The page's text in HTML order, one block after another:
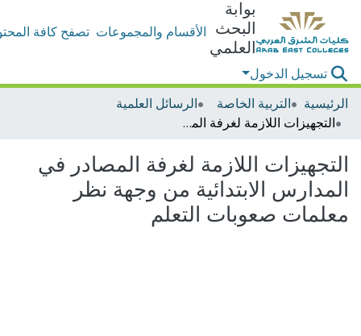
بوابة
البحث
العلمي
الأقسام والمجموعات تصفح كافة
تسجيل الدخول
الرئيسية
التربية الخاصة
الرسائل العلمية
التجهيزات اللازمة لغرفة المصادر في المدارس الابتدائية من وجهة نظر معلمات صعوبات التعلم
التجهيزات اللازمة لغرفة المصادر في
المدارس الابتدائية من وجهة نظر
معلمات صعوبات التعلم